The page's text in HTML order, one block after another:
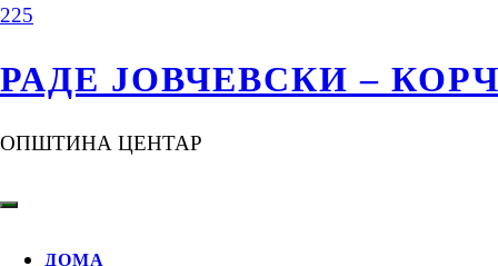
РАДЕ ЈОВЧЕВСКИ –
ОПШТИНА ЦЕНТАР
ДОМА